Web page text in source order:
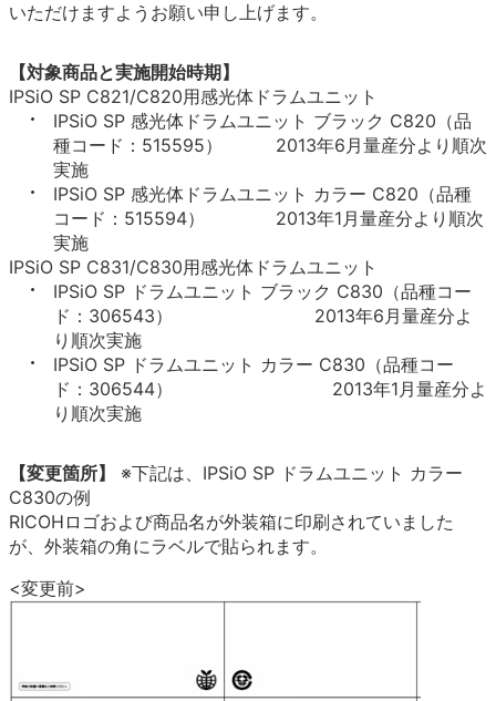
いただけますようお願い申し上げます。
【対象商品と実施開始時期】
IPSiO SP C821/C820用感光体ドラムユニット
IPSiO SP 感光体ドラムユニット ブラック C820（品
種コード：515595） 2013年6月量産分より順次
実施
IPSiO SP 感光体ドラムユニット カラー C820（品種
コード：515594） 2013年1月量産分より順次
実施
IPSiO SP C831/C830用感光体ドラムユニット
IPSiO SP ドラムユニット ブラック C830（品種コー
ド：306543） 2013年6月量産分よ
り順次実施
IPSiO SP ドラムユニット カラー C830（品種コー
ド：306544） 2013年1月量産分よ
り順次実施
【変更箇所】
※下記は、IPSiO SP ドラムユニット カラー
C830の例
RICOHロゴおよび商品名が外装箱に印刷されていました
が、外装箱の角にラベルで貼られます。
<変更前>